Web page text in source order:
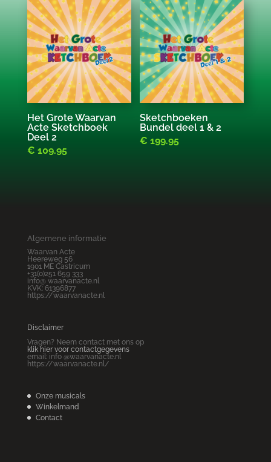
Het Grote Waarvan
Acte Sketchboek
Deel 2
€ 109.95
Sketchboeken
Bundel deel 1 & 2
€ 199.95
Algemene informatie
Waarvan Acte
Heereweg 56
1901 ME Castricum
+31(0)251 659 333
info@ waarvanacte.nl
KVK: 61396877
https://waarvanacte.nl
Disclaimer
Vragen? Neem contact met ons op
klik hier voor contactgegevens
email: info @waarvanacte.nl
https://waarvanacte.nl/
Onze musicals
Winkelmand
Contact